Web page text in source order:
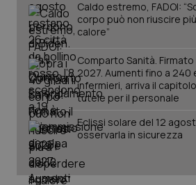
Caldo estremo, FADOI:
corpo può non riuscire
calore”
Comparto Sanità.
2027. Aumenti fino a 240
infermieri, arriva il
tutele per il personale
Eclissi solare del 12
osservarla in sicurezza
PHPSESSID